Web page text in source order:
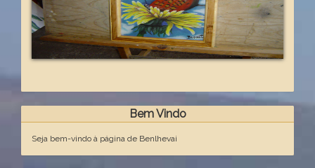
Bem Vindo
Seja bem-vindo à página de Benlhevai